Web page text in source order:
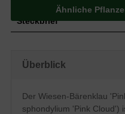
Ähnliche
Steckbrief
Wuchshöhe
grün
Frucht
Kapselfrucht
Überblick
Der Wiesen-Bärenklau
sphondylium 'Pink Cloud')